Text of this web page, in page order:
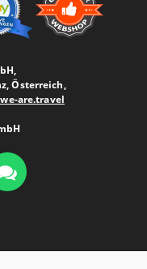
Österreich,
are.travel